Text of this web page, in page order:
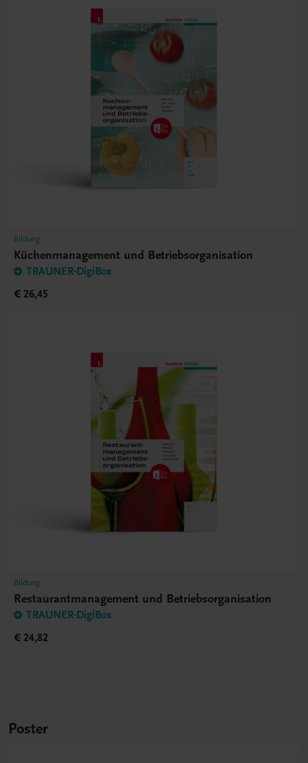
Bildung
Küchenmanagement und Betriebsorganisation
TRAUNER-DigiBox
€ 26,45
Bildung
Restaurantmanagement und Betriebsorganisation
TRAUNER-DigiBox
€ 24,82
Poster